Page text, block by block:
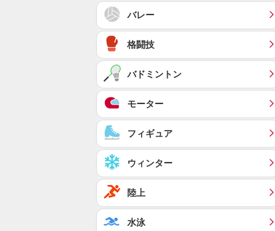
バレー
格闘技
バドミントン
モーター
フィギュア
ウィンター
陸上
水泳